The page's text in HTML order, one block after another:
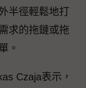
半徑輕鬆地打
求的拖鏈或拖
。
Czaja表示，